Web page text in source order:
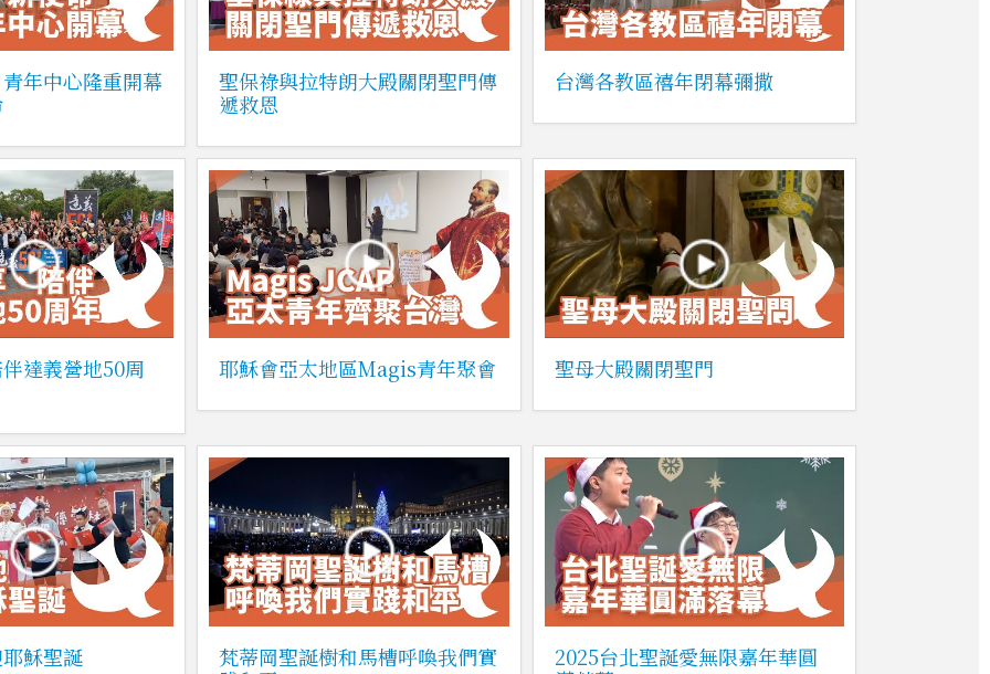
年中心隆重開幕
聖保祿與拉特朗大殿關閉聖門傳
遞救恩
台灣各教區禧年閉幕彌撒
達義營地50周 耶穌會亞太地區Magis青年聚會 聖母大殿關閉聖門
穌聖誕
梵蒂岡聖誕樹和馬槽呼喚我們實
2025台北聖誕愛無限嘉年華圓